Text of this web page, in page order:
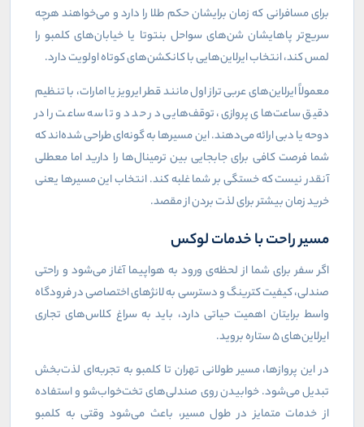
برای مسافرانی که زمان برایشان حکم طلا را دارد و می‌خواهند هرچه
سریع‌تر پاهایشان شن‌های سواحل بنتوتا یا خیابان‌های کلمبو را
لمس کند، انتخاب ایرلاین‌هایی با کانکشن‌های کوتاه اولویت دارد.
معمولاً ایرلاین‌های عربی تراز اول مانند قطر ایرویز یا امارات، با تنظیم
دقیق ساعت‌های پروازی، توقف‌هایی در حد دو تا سه ساعت را در
دوحه یا دبی ارائه می‌دهند. این مسیرها به گونه‌ای طراحی شده‌اند که
شما فرصت کافی برای جابجایی بین ترمینال‌ها را دارید اما معطلی
آنقدر نیست که خستگی بر شما غلبه کند. انتخاب این مسیرها یعنی
خرید زمان بیشتر برای لذت بردن از مقصد.
مسیر راحت با خدمات لوکس
اگر سفر برای شما از لحظه‌ی ورود به هواپیما آغاز می‌شود و راحتی
صندلی، کیفیت کترینگ و دسترسی به لانژهای اختصاصی در فرودگاه
واسط برایتان اهمیت حیاتی دارد، باید به سراغ کلاس‌های تجاری
ایرلاین‌های ۵ ستاره بروید.
در این پروازها، مسیر طولانی تهران تا کلمبو به تجربه‌ای لذت‌بخش
تبدیل می‌شود. خوابیدن روی صندلی‌های تخت‌خواب‌شو و استفاده
از خدمات متمایز در طول مسیر، باعث می‌شود وقتی به کلمبو